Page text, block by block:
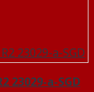
23029-a-SGD